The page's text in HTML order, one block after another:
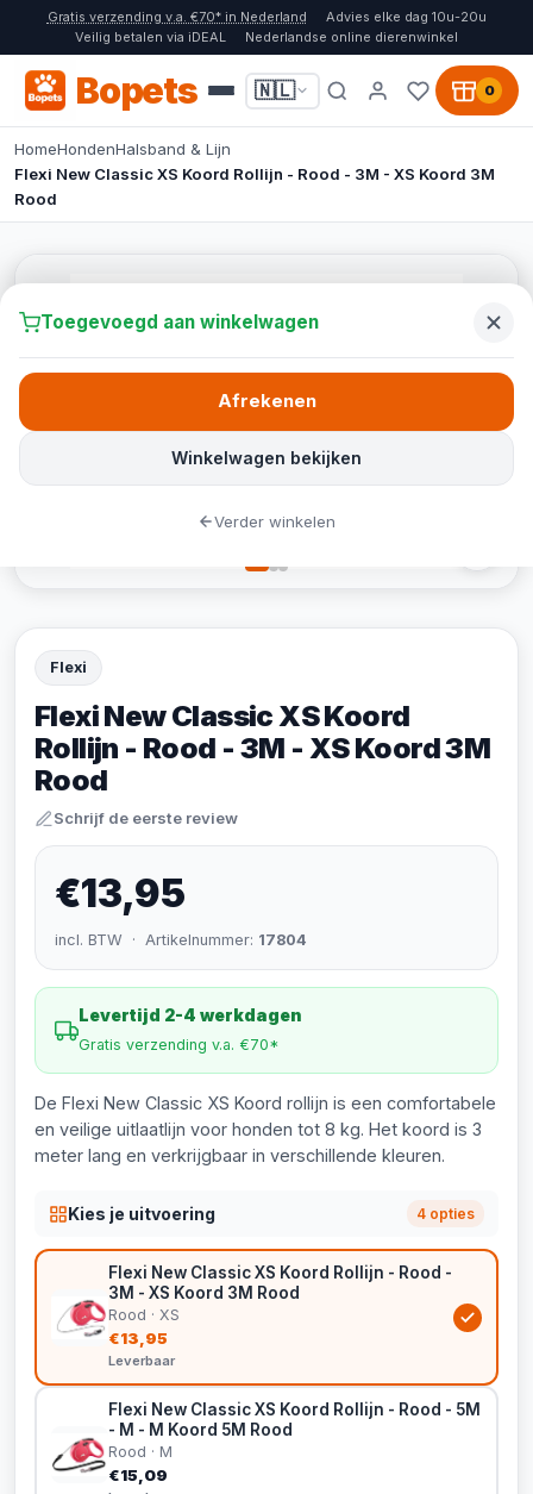
Gratis verzending v.a. €70* in Nederland
Advies elke dag 10u-20u
Veilig betalen via iDEAL
Nederlandse online dierenwinkel
Bopets 🇳🇱 0
HomeHondenHalsband & Lijn
Flexi New Classic XS Koord Rollijn - Rood - 3M - XS Koord 3M
Rood
Flexi
Flexi New Classic XS Koord
Rollijn - Rood - 3M - XS Koord 3M
Rood
Schrijf de eerste review
€13,95
incl. BTW · Artikelnummer: 17804
Levertijd 2-4 werkdagen
Gratis verzending v.a. €70*
De Flexi New Classic XS Koord rollijn is een comfortabele
en veilige uitlaatlijn voor honden tot 8 kg. Het koord is 3
meter lang en verkrijgbaar in verschillende kleuren.
Kies je uitvoering 4 opties
Flexi New Classic XS Koord Rollijn - Rood -
3M - XS Koord 3M Rood
Rood · XS
€13,95
Leverbaar
Flexi New Classic XS Koord Rollijn - Rood - 5M
- M - M Koord 5M Rood
Rood · M
€15,09
Toegevoegd aan winkelwagen
Winkelwagen bekijken
Afrekenen
Verder winkelen